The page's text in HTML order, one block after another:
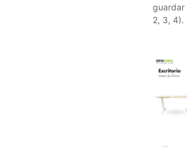
guardar
2, 3, 4).